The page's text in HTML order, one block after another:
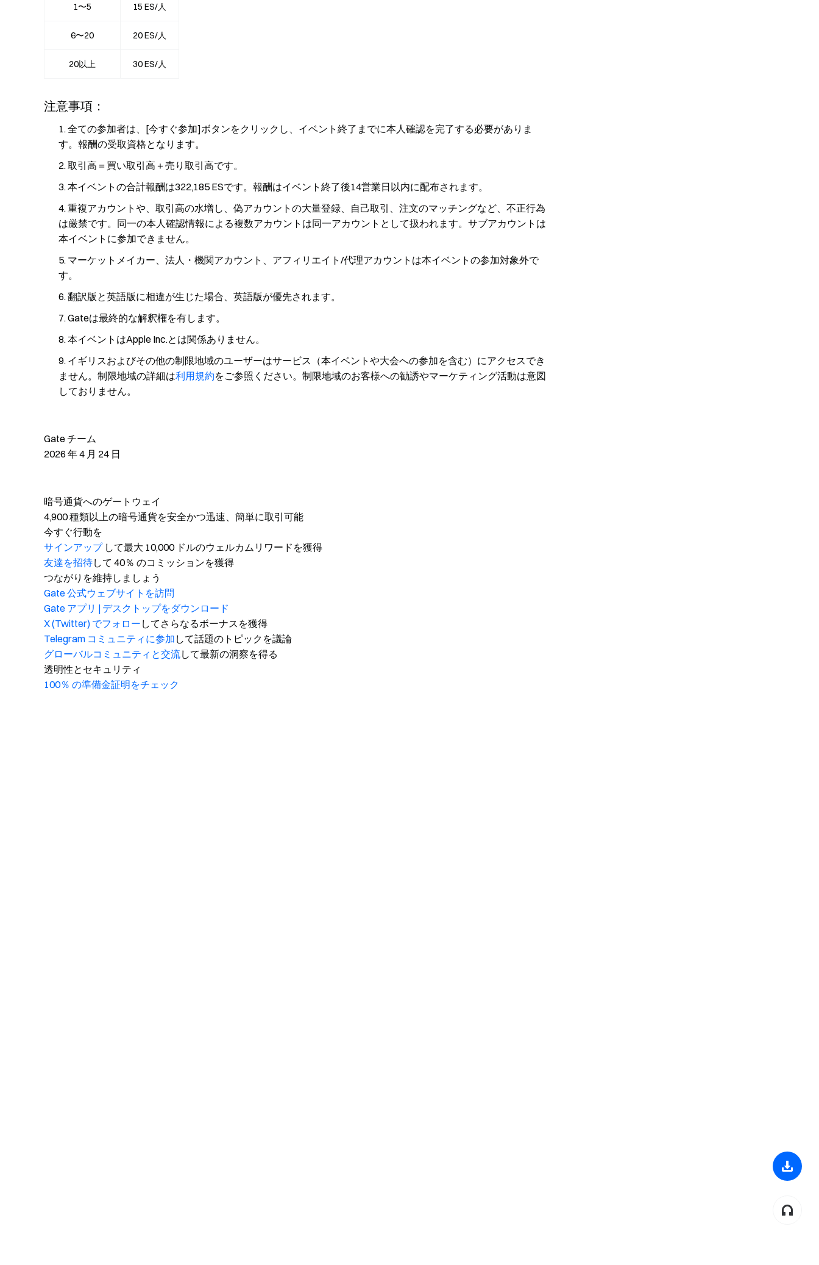
1〜5 15 ES/人
6〜20 20 ES/人
20以上 30 ES/人
注意事項：
全ての参加者は、[今すぐ参加]ボタンをクリックし、イベント終了までに本人確認を完了する必要がありま
す。報酬の受取資格となります。
取引高＝買い取引高＋売り取引高です。
本イベントの合計報酬は322,185 ESです。報酬はイベント終了後14営業日以内に配布されます。
重複アカウントや、取引高の水増し、偽アカウントの大量登録、自己取引、注文のマッチングなど、不正行為
は厳禁です。同一の本人確認情報による複数アカウントは同一アカウントとして扱われます。サブアカウントは
本イベントに参加できません。
マーケットメイカー、法人・機関アカウント、アフィリエイト/代理アカウントは本イベントの参加対象外で
す。
翻訳版と英語版に相違が生じた場合、英語版が優先されます。
Gateは最終的な解釈権を有します。
本イベントはApple Inc.とは関係ありません。
イギリスおよびその他の制限地域のユーザーはサービス（本イベントや大会への参加を含む）にアクセスでき
ません。制限地域の詳細は利用規約をご参照ください。制限地域のお客様への勧誘やマーケティング活動は意図
しておりません。
Gate チーム
2026 年 4 月 24 日
暗号通貨へのゲートウェイ
4,900 種類以上の暗号通貨を安全かつ迅速、簡単に取引可能
今すぐ行動を
サインアップ して最大 10,000 ドルのウェルカムリワードを獲得
友達を招待して 40％ のコミッションを獲得
つながりを維持しましょう
Gate 公式ウェブサイトを訪問
Gate アプリ | デスクトップをダウンロード
X (Twitter) でフォロー してさらなるボーナスを獲得
Telegram コミュニティに参加 して話題のトピックを議論
グローバルコミュニティと交流して最新の洞察を得る
透明性とセキュリティ
100％ の準備金証明をチェック